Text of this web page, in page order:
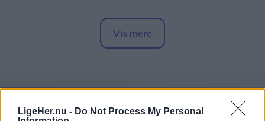
LigeHer.nu - Do Not Process My Personal
en ulvehvalp og en voksen ulv. Ifølge styrelsen
beskyttede voksenulven sin hvalp ved at vise
- Løberen forsøgte at skræmme ulven væk med
høje råb, og efter et stykke tid fortrak ulven og
Vis mere